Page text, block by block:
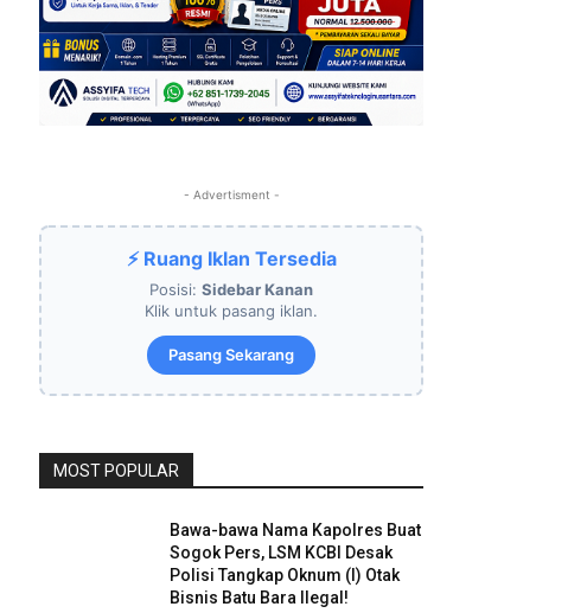
- Advertisment -
⚡ Ruang Iklan Tersedia
Posisi: Sidebar Kanan
Klik untuk pasang iklan.
Pasang Sekarang
MOST POPULAR
Bawa-bawa Nama Kapolres Buat
Sogok Pers, LSM KCBI Desak
Polisi Tangkap Oknum (I) Otak
Bisnis Batu Bara Ilegal!